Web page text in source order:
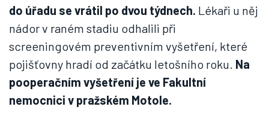
do úřadu se vrátil po dvou týdnech. Lékaři u něj
nádor v raném stadiu odhalili při
screeningovém preventivním vyšetření, které
pojišťovny hradí od začátku letošního roku. Na
pooperačním vyšetření je ve Fakultní
nemocnici v pražském Motole.